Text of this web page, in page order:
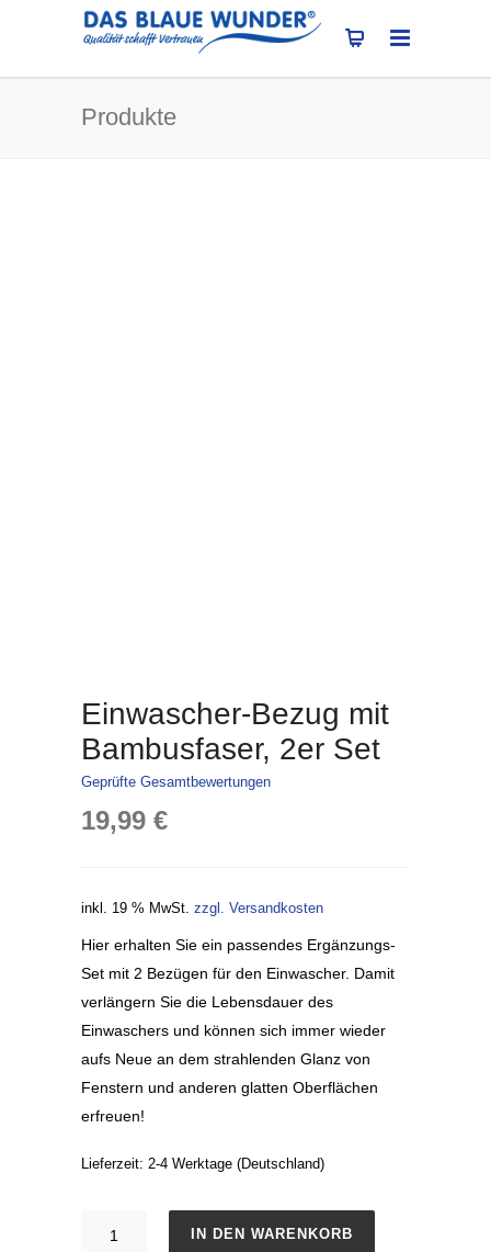
Produkte
Einwascher-Bezug mit
Bambusfaser, 2er Set
Geprüfte Gesamtbewertungen
19,99 €
inkl. 19 % MwSt. zzgl. Versandkosten
Hier erhalten Sie ein passendes Ergänzungs-
Set mit 2 Bezügen für den Einwascher. Damit
verlängern Sie die Lebensdauer des
Einwaschers und können sich immer wieder
aufs Neue an dem strahlenden Glanz von
Fenstern und anderen glatten Oberflächen
erfreuen!
Lieferzeit: 2-4 Werktage (Deutschland)
IN DEN WARENKORB